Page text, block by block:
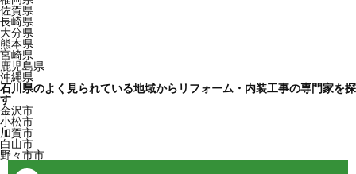
佐賀県
長崎県
大分県
熊本県
宮崎県
鹿児島県
沖縄県
石川県のよく見られている地域からリフォーム・内装工事の専門家を探
す
金沢市
小松市
加賀市
白山市
野々市市